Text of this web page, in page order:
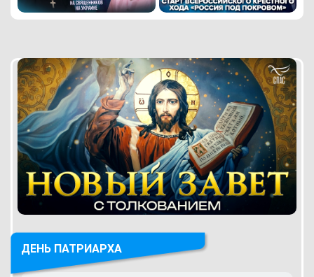
ДЕНЬ ПАТРИАРХА